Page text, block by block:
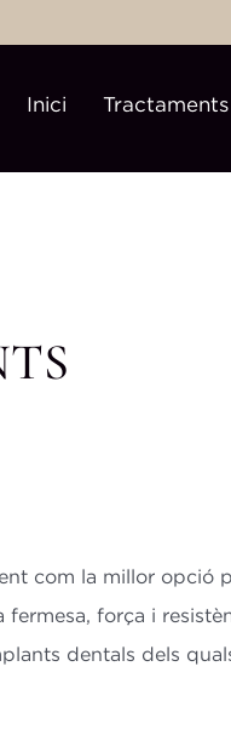
Inici Tractaments
com la millor
força i
dentals dels